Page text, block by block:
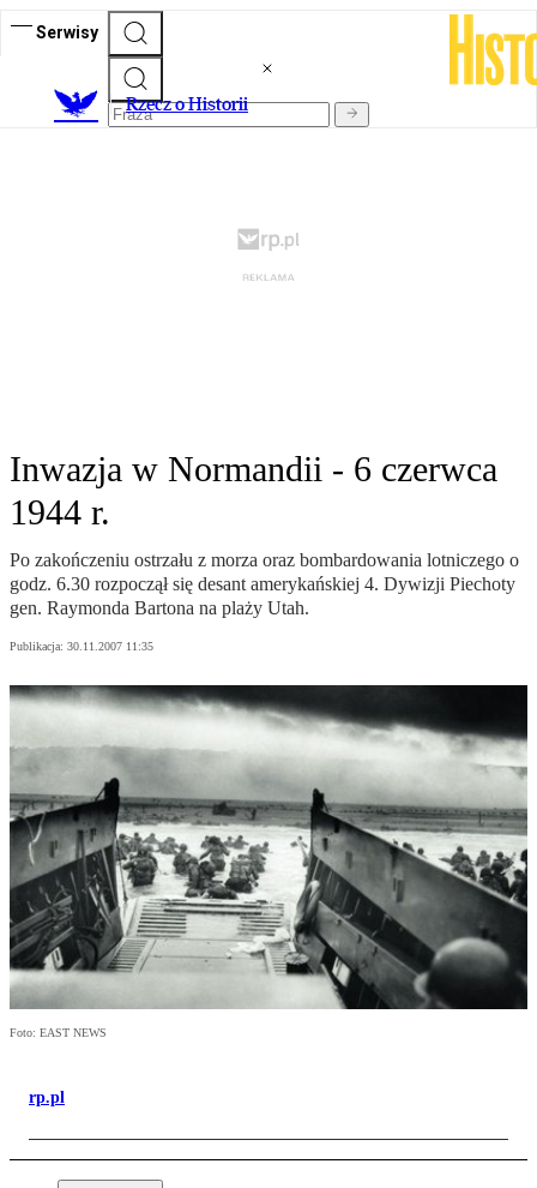
Serwisy
Rzecz o Historii
Inwazja w Normandii - 6 czerwca
1944 r.
Po zakończeniu ostrzału z morza oraz bombardowania lotniczego o
godz. 6.30 rozpoczął się desant amerykańskiej 4. Dywizji Piechoty
gen. Raymonda Bartona na plaży Utah.
Publikacja: 30.11.2007 11:35
Foto: EAST NEWS
rp.pl